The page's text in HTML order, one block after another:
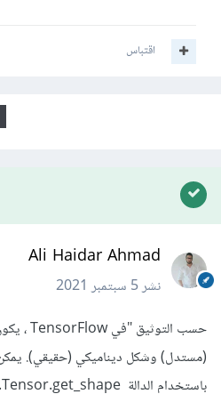
اقتباس
Ali Haidar Ahmad
نشر5 سبتمبر 2021